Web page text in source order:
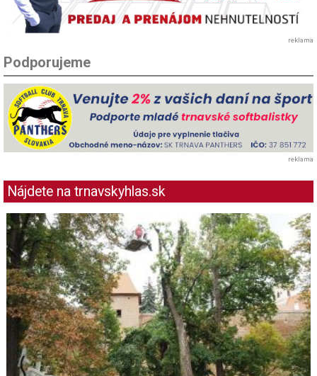
reklama
Podporujeme
reklama
Nájdete na trnavskyhlas.sk